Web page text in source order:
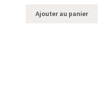
Ajouter au panier